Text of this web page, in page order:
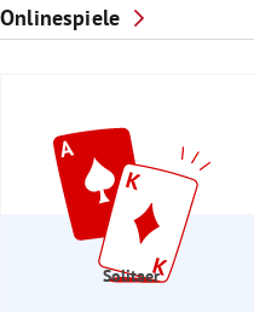
Onlinespiele
Solitaer